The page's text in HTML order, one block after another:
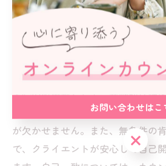
心」「自己一致」の三原則を重視
原則は、クライエントとの信頼関
なるため、実践的なカウンセリン
ます。
実際の応用例として、共感的理解
ライエントの話を傾聴し、相手の
が欠かせません。また、無条件の
で、クライエントが安心して自己
お問い合わせはこ
お問い合わせはこ